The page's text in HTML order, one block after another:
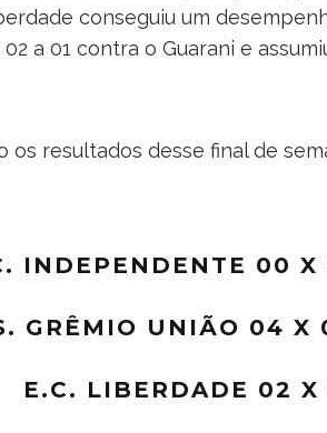
conseguiu um
a 01 contra o Guarani e
os resultados desse final de
INDEPENDENTE 00 X
GRÊMIO UNIÃO 04 X
E.C. LIBERDADE 02 X